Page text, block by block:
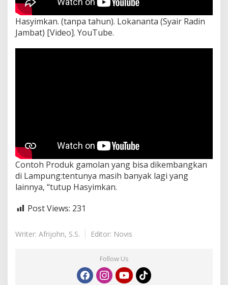
Hasyimkan. (tanpa tahun). Lokananta (Syair Radin
Jambat) [Video]. YouTube.
Contoh Produk gamolan yang bisa dikembangkan
di Lampung:tentunya masih banyak lagi yang
lainnya, “tutup Hasyimkan.
Post Views: 231
Writer: Afrijohn, S.S. Editor: Novis
Follow Us